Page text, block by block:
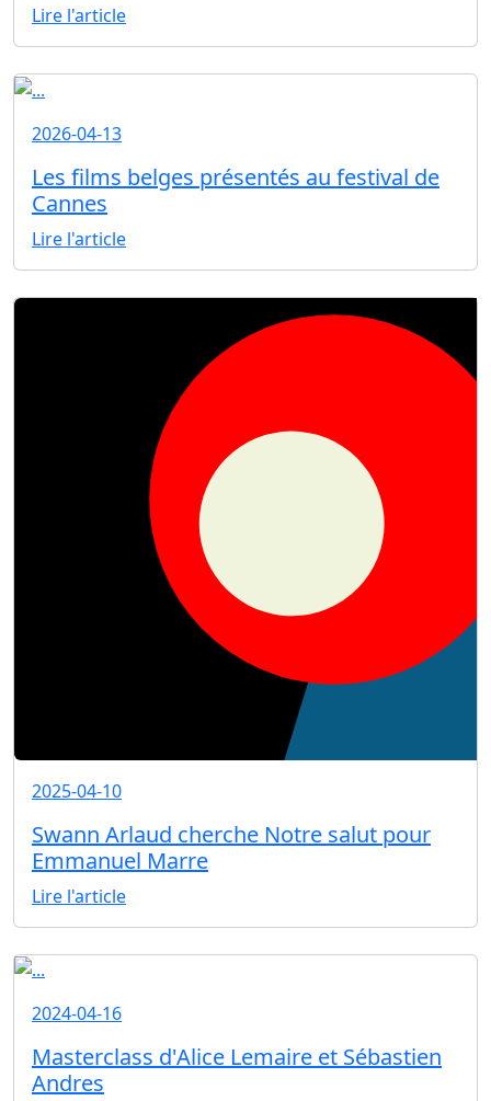
Lire l'article
2026-04-13
Les films belges présentés au festival de
Cannes
Lire l'article
2025-04-10
Swann Arlaud cherche Notre salut pour
Emmanuel Marre
Lire l'article
2024-04-16
Masterclass d'Alice Lemaire et Sébastien
Andres